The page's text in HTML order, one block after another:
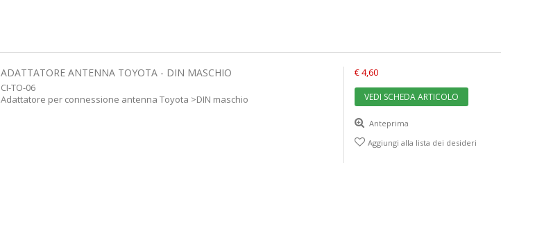
ADATTATORE ANTENNA TOYOTA - DIN MASCHIO
CI-TO-06
Adattatore per connessione antenna Toyota >DIN maschio
€ 4,60
VEDI SCHEDA ARTICOLO
Anteprima
Aggiungi alla lista dei desideri